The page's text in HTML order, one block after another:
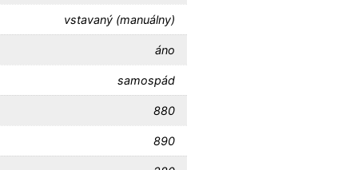
vstavaný (manuálny)
áno
samospád
880
890